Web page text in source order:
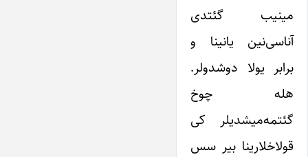
مینیب گئتدی
آناسی‌نین یانینا و
برابر یولا دوشدولر.
هله چوخ
گئتمه‌میشدیلر ‌کی
قولاخلارینا بیر سس